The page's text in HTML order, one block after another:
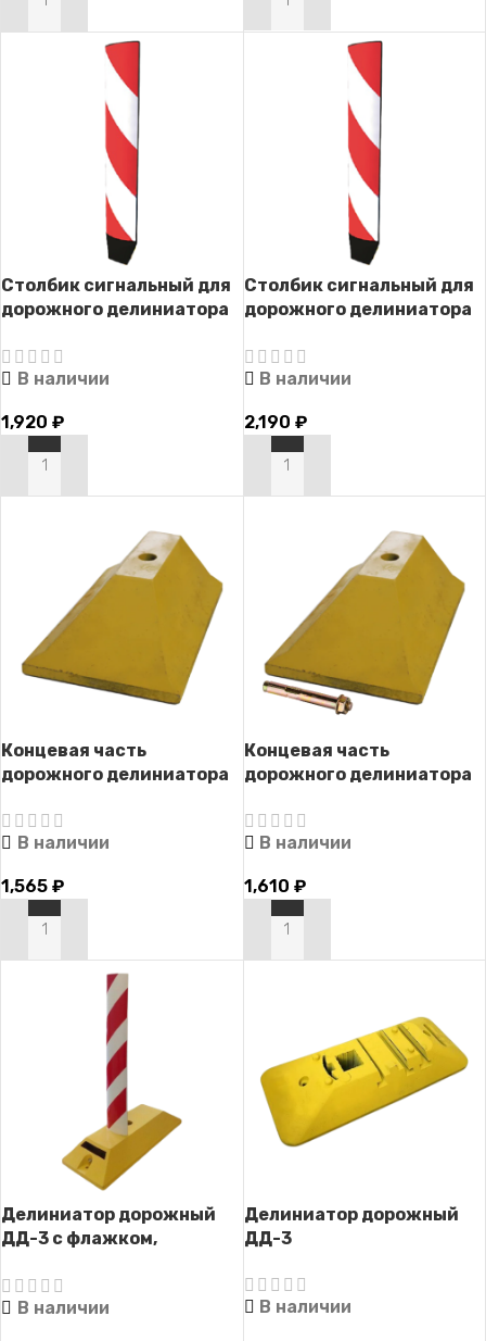
В КОРЗИНУ В КОРЗИНУ
Столбик сигнальный для
дорожного делиниатора
В наличии
1,920 ₽
В КОРЗИНУ
Столбик сигнальный для
дорожного делиниатора
В наличии
2,190 ₽
В КОРЗИНУ
Концевая часть
дорожного делиниатора
В наличии
1,565 ₽
В КОРЗИНУ
Концевая часть
дорожного делиниатора
В наличии
1,610 ₽
В КОРЗИНУ
Делиниатор дорожный
ДД-3 с флажком,
В наличии
Делиниатор дорожный
ДД-3
В наличии